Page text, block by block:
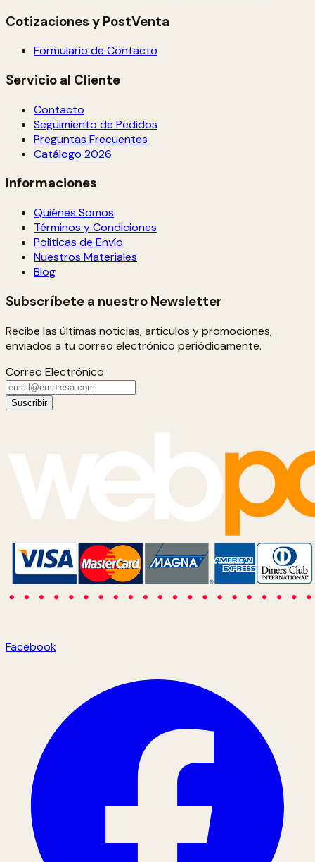
Cotizaciones y PostVenta
Formulario de Contacto
Servicio al Cliente
Contacto
Seguimiento de Pedidos
Preguntas Frecuentes
Catálogo 2026
Informaciones
Quiénes Somos
Términos y Condiciones
Políticas de Envío
Nuestros Materiales
Blog
Subscríbete a nuestro Newsletter
Recibe las últimas noticias, artículos y promociones,
enviados a tu correo electrónico periódicamente.
Correo Electrónico
Suscribir
Facebook